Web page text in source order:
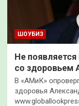
ШОУБИЗ
Не появляется
со здоровьем
В «АМиК»
здоровья